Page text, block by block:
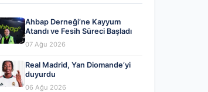
Ahbap Derneği’ne Kayyum
Atandı ve Fesih Süreci Başladı
07 Ağu 2026
Real Madrid, Yan Diomande’yi
duyurdu
06 Ağu 2026